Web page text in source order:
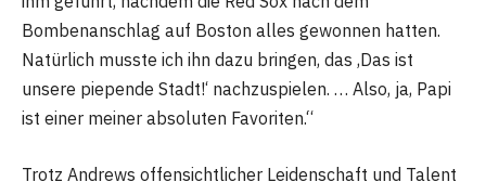
Bombenanschlag auf Boston alles gewonnen hatten.
Natürlich musste ich ihn dazu bringen, das ‚Das ist
unsere piepende Stadt!‘ nachzuspielen. … Also, ja, Papi
ist einer meiner absoluten Favoriten.“
Trotz Andrews offensichtlicher Leidenschaft und Talent